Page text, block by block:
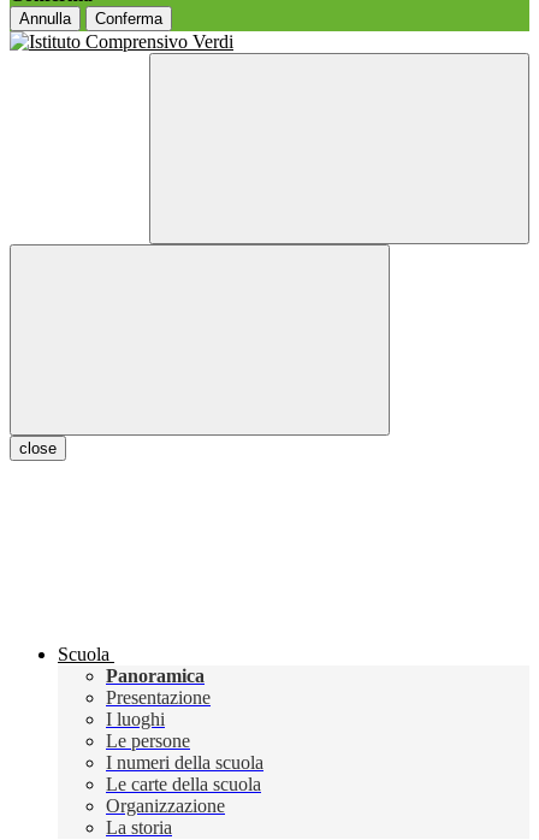
Annulla Conferma
close
Scuola
Panoramica
Presentazione
I luoghi
Le persone
I numeri della scuola
Le carte della scuola
Organizzazione
La storia